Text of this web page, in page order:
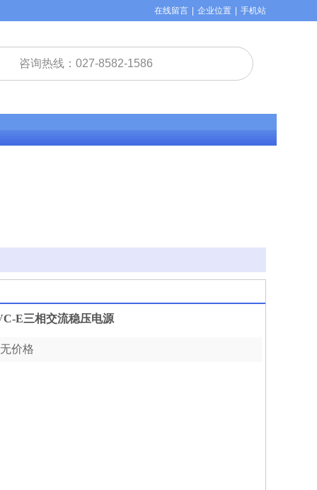
咨询热线：027-8582-1586
在线留言 企业位置 手机站
E三相交流稳压电源
价格